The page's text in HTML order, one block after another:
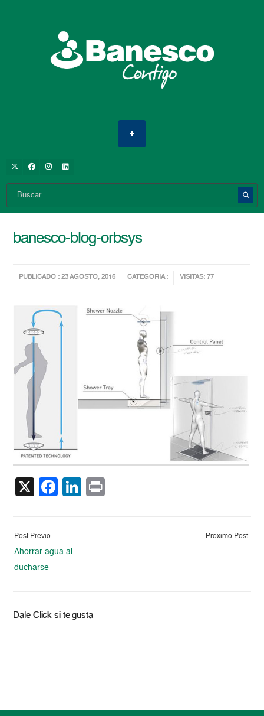
banesco-blog-orbsys
PUBLICADO : 23 AGOSTO, 2016 CATEGORIA : VISITAS: 77
X Facebook
LinkedIn
Post Previo:
Ahorrar agua al
ducharse
Proximo Post:
Dale Click si te gusta